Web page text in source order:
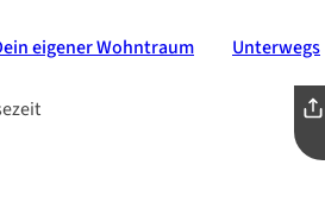
eigener Wohntraum Unterwegs